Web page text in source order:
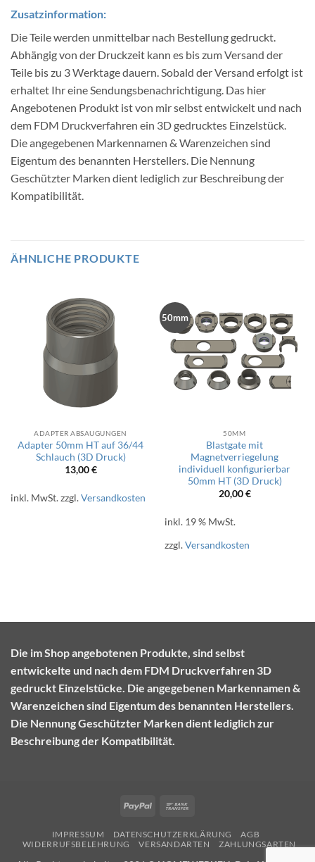
Zusatzinformation:
Die Teile werden unmittelbar nach Bestellung gedruckt.
Abhängig von der Druckzeit kann es bis zum Versand der
Teile bis zu 3 Werktage dauern. Sobald der Versand erfolgt ist
erhaltet Ihr eine Sendungsbenachrichtigung. Das hier
Angebotenen Produkt ist von mir selbst entwickelt und nach
dem FDM Druckverfahren ein 3D gedrucktes Einzelstück.
Die angegebenen Markennamen & Warenzeichen sind
Eigentum des benannten Herstellers. Die Nennung
Geschützter Marken dient lediglich zur Beschreibung der
Kompatibilität.
ÄHNLICHE PRODUKTE
ADAPTER ABSAUGUNGEN
Adapter 50mm HT auf 36/44
Schlauch (3D Druck)
13,00€
inkl. MwSt.zzgl.Versandkosten
50mm
50MM
Blastgate mit
Magnetverriegelung
individuell konfigurierbar
50mm HT (3D Druck)
20,00€
inkl. 19 % MwSt.
zzgl.Versandkosten
Die im Shop angebotenen Produkte, sind selbst
entwickelte und nach dem FDM Druckverfahren 3D
gedruckt Einzelstücke. Die angegebenen Markennamen &
Warenzeichen sind Eigentum des benannten Herstellers.
Die Nennung Geschützter Marken dient lediglich zur
Beschreibung der Kompatibilität.
PayPal
IMPRESSUM DATENSCHUTZERKLÄRUNG
AGB
WIDERRUFSBELEHRUNG
VERSANDARTEN ZAHLUNGSARTEN